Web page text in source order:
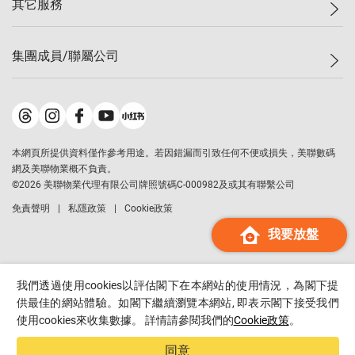
我們透過使用cookies以評估閣下在本網站的使用情況，為閣下提
供最佳的網站體驗。如閣下繼續瀏覽本網站, 即表示閣下接受我們
使用cookies來收集數據。 詳情請參閱我們的Cookie政策。
同意
我要放盤
美聯豪宅
獨家樓盤
租盤
查詢熱線
按揭計算機
負擔能力計算機
轉按計算機
繳款方式
歷史成交
屋苑成交排行榜
地區百科
其它服務
屋苑專頁
美聯精英會
美善會
地產代理管理協會
申報已遞交的購樓意向登記
集團成員/聯屬公司
美聯物業
鋑聯控股*
美聯工商舖*
美聯中國
美聯澳門
美聯金融集團
美聯測量師行
香港置業
經絡按揭
本網頁所提供資料僅作參考用途。若因錯漏而引致任何不便或損失，美聯數碼
網及美聯物業概不負責。
©2026 美聯物業代理有限公司牌照號碼C-000982及或其有聯繫公司
免責聲明 私隱政策 Cookie政策